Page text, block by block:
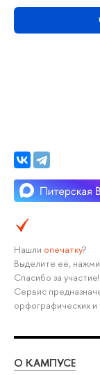
Нашли опечатку?
Выделите её,
Спасибо за участие!
Сервис
орфографических и
О КАМПУСЕ